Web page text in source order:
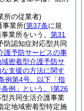
所の従業者)
事業所(第37条に規
業所をいう。 第31
防認知症対応型共同
護予防サービスの事
密着型介護予防サ
支援の方法に関す
例第4号。以下「指
例」という。)第26
共同生活介護事業
定地域密着型特定施